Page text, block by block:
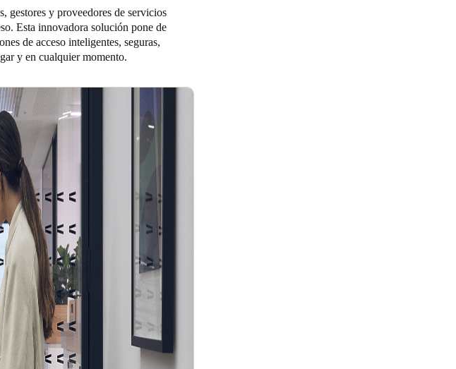
gestores y proveedores de servicios
Esta innovadora solución pone de
de acceso inteligentes, seguras,
y en cualquier momento.